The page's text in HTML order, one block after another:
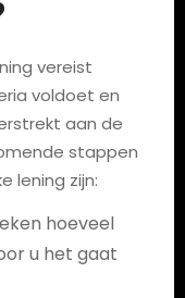
vereist
voldoet en
aan de
stappen
lening zijn:
hoeveel
u het gaat